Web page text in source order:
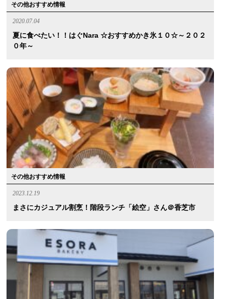
その他おすすめ情報
2020.07.04
夏に食べたい！！はぐnara ☆おすすめかき氷１０☆～２０２
０年～
その他おすすめ情報
2023.12.19
まさにカジュアル割烹！階段ランチ「絵空」さん＠香芝市